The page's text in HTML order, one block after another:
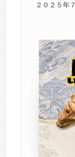
２０２５年